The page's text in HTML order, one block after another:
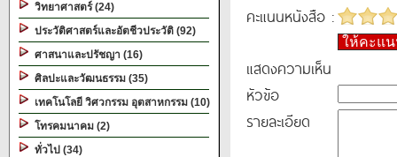
วิทยาศาสตร์ (24)
ประวัติศาสตร์และอัตชีวประวัติ (92)
ศาสนาและปรัชญา (16)
ศิลปะและวัฒนธรรม (35)
เทคโนโลยี วิศวกรรม อุตสาหกรรม (10)
โทรคมนาคม (2)
ทั่วไป (34)
คะแนนหนังสือ :
ให้คะแ
แสดงความเห็น
หัวข้อ
รายละเอียด